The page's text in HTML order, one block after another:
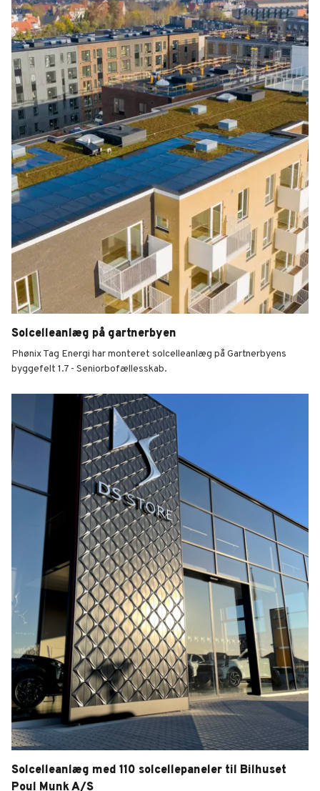
Solcelleanlæg på gartnerbyen
Phønix Tag Energi har monteret solcelleanlæg på Gartnerbyens
byggefelt 1.7 - Seniorbofællesskab.
Solcelleanlæg på gartnerbyen
Solcelleanlæg med 110 solcellepaneler til Bilhuset
Poul Munk A/S